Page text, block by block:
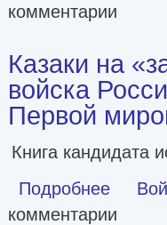
комментарии
Казаки на
войска
Первой
Книга кандидата
Подробнее о Казаки
комментарии